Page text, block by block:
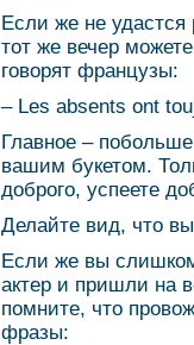
Если же не удастся
тот же вечер
говорят французы:
– Les absents ont
Главное –
вашим букетом.
доброго, успеете
Делайте вид, что
Если же вы
актер и пришли на
помните, что
фразы: